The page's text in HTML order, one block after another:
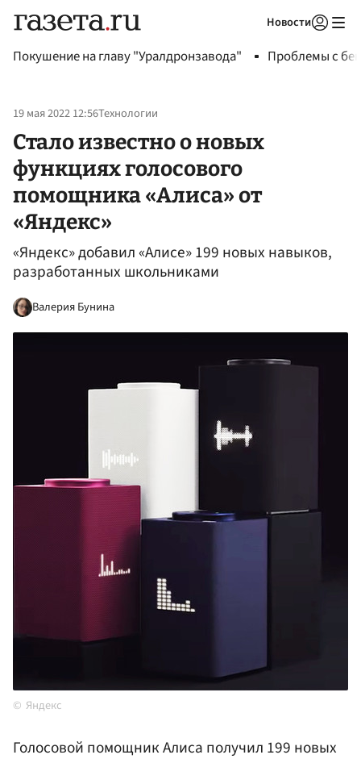
Новости
Покушение на главу "Уралдронзавода" Проблемы с
19 мая 2022 12:56Технологии
Стало известно о новых
функциях голосового
помощника «Алиса» от
«Яндекс»
«Яндекс» добавил «Алисе» 199 новых навыков,
разработанных школьниками
Валерия Бунина
Яндекс
Голосовой помощник Алиса получил 199 новых